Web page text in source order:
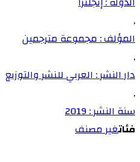
,
المؤلف : مجموعة مترجمين
,
دار النشر : العربي للنشر والتوزيع
,
سنة النشر : 2019
فئاتغير مصنف